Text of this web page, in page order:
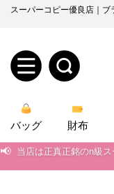
スーパーコピー優良店｜
規
ユ
ロ
グ
バッグ 財布